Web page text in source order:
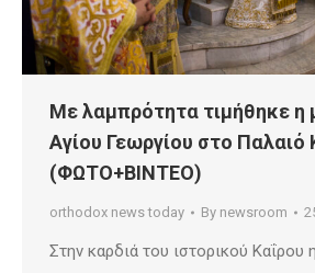
Με λαμπρότητα τιμήθηκε η
Αγίου Γεωργίου στο Παλαιό
(ΦΩΤΟ+ΒΙΝΤΕΟ)
orthodox news today By newsroom
Στην καρδιά του ιστορικού Καΐρου